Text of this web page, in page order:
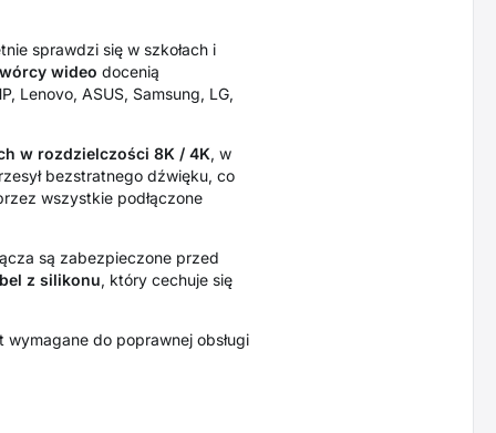
sprawdzi się w szkołach i
wideo docenią
Lenovo, ASUS, Samsung, LG,
w rozdzielczości 8K / 4K, w
bezstratnego dźwięku, co
wszystkie podłączone
są zabezpieczone przed
z silikonu, który cechuje się
wymagane do poprawnej obsługi